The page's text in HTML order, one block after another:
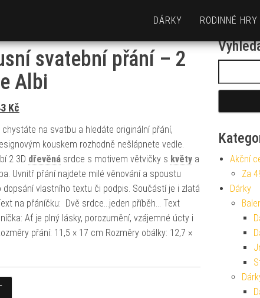
DÁRKY RODINNÉ HRY
svatební přání – 2
Albi
cena byla: 159 Kč.
KčAktuální cena je: 143 Kč.
chystáte na svatbu a hledáte originální přání,
kouskem rozhodně nešlápnete vedle.
2 3D dřevěnásrdce s motivem větvičky s květya
Uvnitř přání najdete milé věnování a spoustu
dopsání vlastního textu či podpis. Součástí je i zlatá
na přáníčku: Dvě srdce…jeden příběh… Text
Ať je plný lásky, porozumění, vzájemné úcty i
přání: 11,5 × 17 cm Rozměry obálky: 12,7 ×
Akční
Za
Dárky